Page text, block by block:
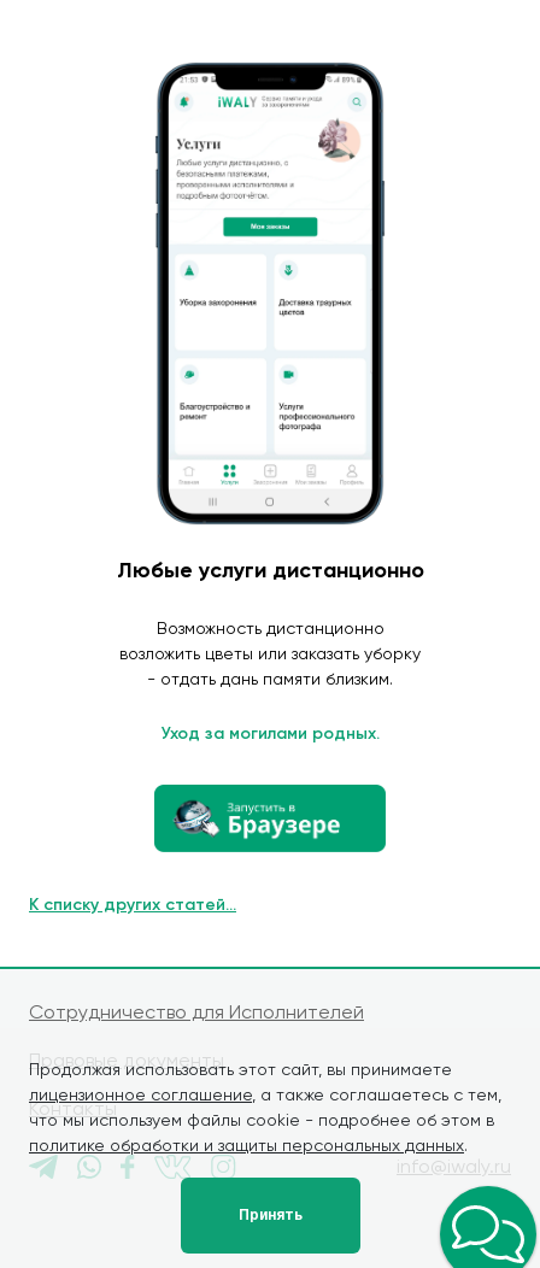
Продолжая использовать этот сайт, вы принимаете
лицензионное соглашение , а также соглашаетесь с тем,
что мы используем файлы cookie - подробнее об этом в
политике обработки и защиты персональных данных.
Принять
Любые услуги дистанционно
Возможность дистанционно
возложить цветы или заказать уборку
- отдать дань памяти близким.
Уход за могилами родных.
К списку других статей...
Сотрудничество для Исполнителей
Правовые документы
Контакты
info@iwaly.ru